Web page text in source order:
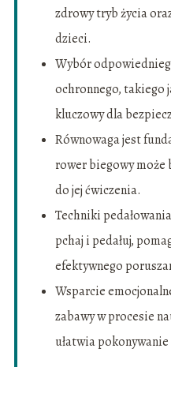
zdrowy tryb życia
dzieci.
Wybór
ochronnego, takiego
kluczowy dla
Równowaga jest
rower biegowy może
do jej ćwiczenia.
Techniki
pchaj i pedałuj,
efektywnego
Wsparcie
zabawy w procesie
ułatwia